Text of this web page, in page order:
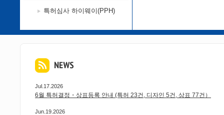
특허심사 하이웨이(PPH)
Jul.17.2026
6월 특허결정・상표등록 안내 (특허 23건, 디자인 5건, 상표 77건）
Jun.19.2026